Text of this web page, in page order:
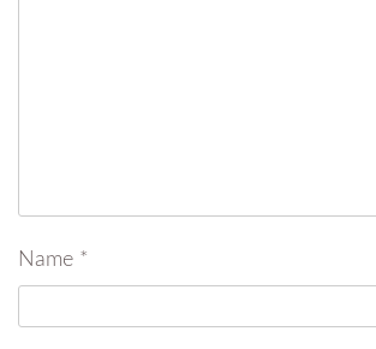
Name *